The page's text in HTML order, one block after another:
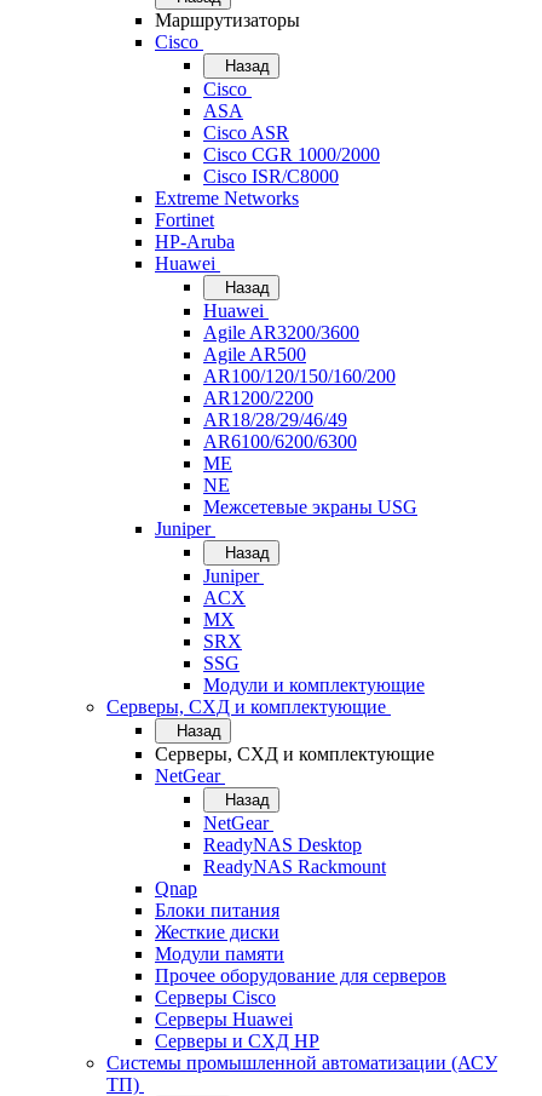
Маршрутизаторы
Cisco
Назад
Cisco
ASA
Cisco ASR
Cisco CGR 1000/2000
Cisco ISR/С8000
Extreme Networks
Fortinet
HP-Aruba
Huawei
Назад
Huawei
Agile AR3200/3600
Agile AR500
AR100/120/150/160/200
AR1200/2200
AR18/28/29/46/49
AR6100/6200/6300
ME
NE
Межсетевые экраны USG
Juniper
Назад
Juniper
ACX
MX
SRX
SSG
Модули и комплектующие
Серверы, СХД и комплектующие
Назад
Серверы, СХД и комплектующие
NetGear
Назад
NetGear
ReadyNAS Desktop
ReadyNAS Rackmount
Qnap
Блоки питания
Жесткие диски
Модули памяти
Прочее оборудование для серверов
Серверы Cisco
Серверы Huawei
Серверы и СХД HP
Системы промышленной автоматизации (АСУ
ТП)